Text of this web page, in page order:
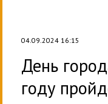
04.09.2024 16:15
День
году